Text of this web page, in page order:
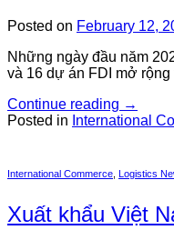
Posted on February 12,
Những ngày đầu năm
và 16 dự án FDI mở
Continue reading →
Posted in International
International Commerce Logistics
Xuất khẩu Việt